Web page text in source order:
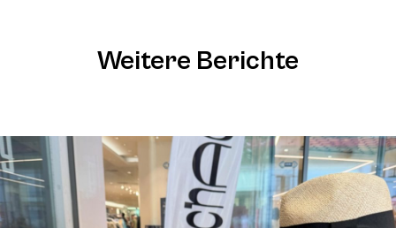
Weitere Berichte